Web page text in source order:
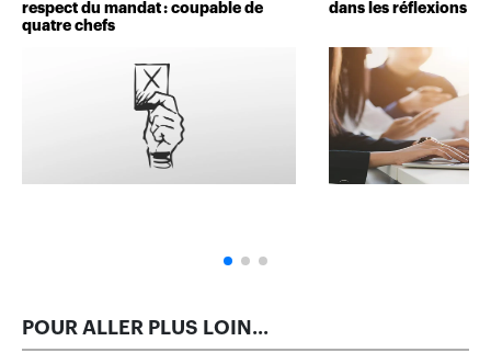
respect du mandat : coupable de
quatre chefs
dans les réflexions de
POUR ALLER PLUS LOIN...